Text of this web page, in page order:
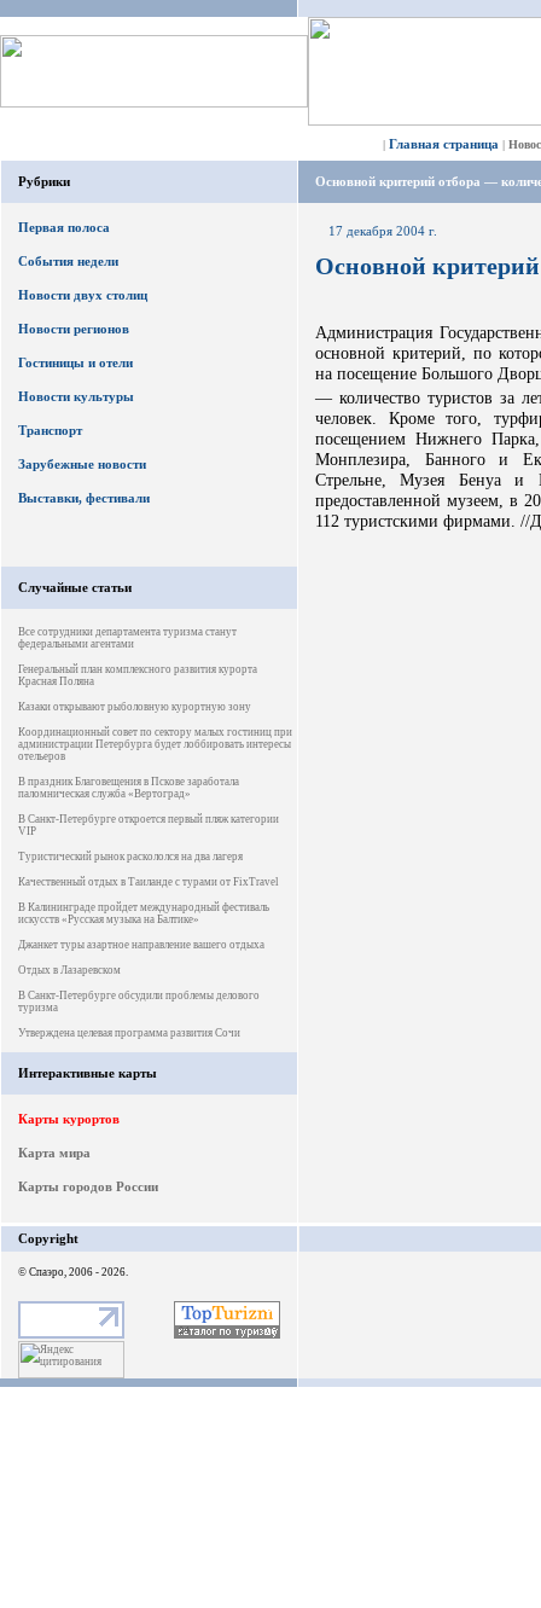
| Главная страница |
Рубрики
Первая полоса
События недели
Новости двух столиц
Новости регионов
Гостиницы и отели
Новости культуры
Транспорт
Зарубежные новости
Выставки, фестивали
Случайные статьи
Все сотрудники департамента туризма станут
федеральными агентами
Генеральный план комплексного развития курорта
Красная Поляна
Казаки открывают рыболовную курортную зону
Координационный совет по сектору малых гостиниц при
администрации Петербурга будет лоббировать интересы
отельеров
В праздник Благовещения в Пскове заработала
паломническая служба «Вертоград»
В Санкт-Петербурге откроется первый пляж категории
VIP
Туристический рынок раскололся на два лагеря
Качественный отдых в Таиланде с турами от FixTravel
В Калининграде пройдет международный фестиваль
искусств «Русская музыка на Балтике»
Джанкет туры азартное направление вашего отдыха
Отдых в Лазаревском
В Санкт-Петербурге обсудили проблемы делового
туризма
Утверждена целевая программа развития Сочи
Интерактивные карты
Карты курортов
Карта мира
Карты городов России
Основной критерий отбора —
17 декабря 2004 г.
Основной
Администрация
основной критерий, по
на посещение Большого
— количество туристов за
человек. Кроме того,
посещением Нижнего
Монплезира, Банного и
Стрельне, Музея Бенуа и
предоставленной музеем, в
112 туристскими фирмами. //
Copyright
© Спаэро, 2006 - 2026.